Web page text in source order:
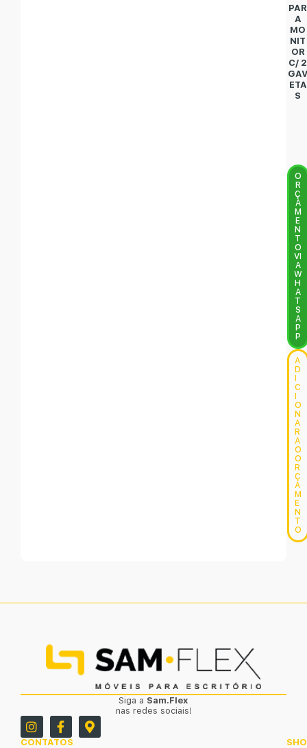
PAR
A
MO
NIT
OR
C/ 2
ETA
S
O
R
Ç
A
M
E
N
T
O
VI
A
W
H
A
T
S
A
P
P
A
D
C
O
N
A
R
A
O
O
R
Ç
A
M
E
N
T
O
Siga a Sam.Flex
nas redes sociais!
CONTATOS